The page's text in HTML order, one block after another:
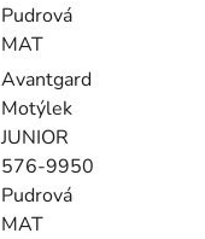
Pudrová
MAT
Avantgard
Motýlek
JUNIOR
576-9950
Pudrová
MAT